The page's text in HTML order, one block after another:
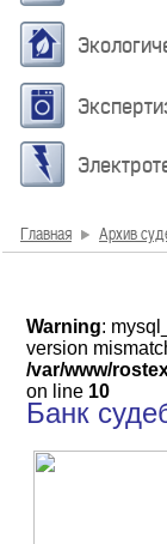
Главная Архив
Warning:
version
/var/www/
on line 10
Банк